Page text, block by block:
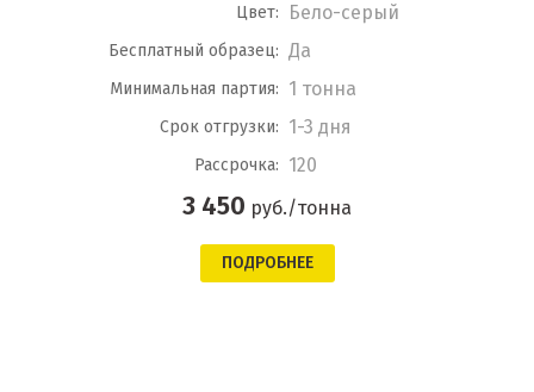
Цвет: Бело-серый
Бесплатный образец: Да
Минимальная партия: 1 тонна
Срок отгрузки: 1-3 дня
Рассрочка: 120
3 450 руб./тонна
ПОДРОБНЕЕ